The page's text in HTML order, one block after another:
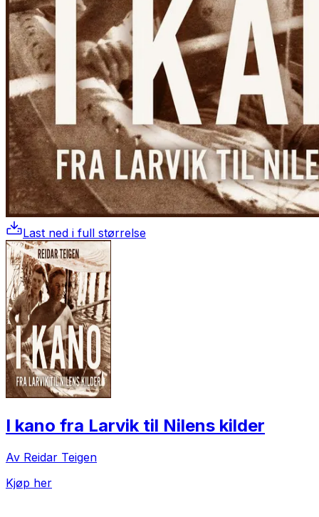
Last ned i full størrelse
I kano fra Larvik til Nilens kilder
Av Reidar Teigen
Kjøp her